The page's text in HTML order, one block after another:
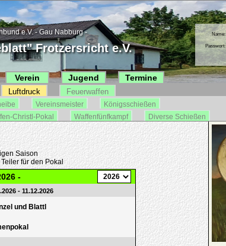
e.V. - Gau Nabburg -
Frotzersricht e.V.
Name:
Passwort:
Verein Jugend Termine
Luftdruck Feuerwaffen
Vereinsmeister
Königsschießen
Christl-Pokal Waffenfünfkampf Diverse Schießen
Saison
für den Pokal
-
- 11.12.2026
und Blattl